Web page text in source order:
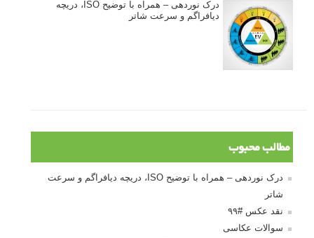
درک نوردهی – همراه با توضیح ISO، دریچه
دیافراگم و سرعت شاتر
مطالب محبوب
درک نوردهی – همراه با توضیح ISO، دریچه دیافراگم و سرعت
شاتر
نقد عکس #۹۹
سوالات عکاسی